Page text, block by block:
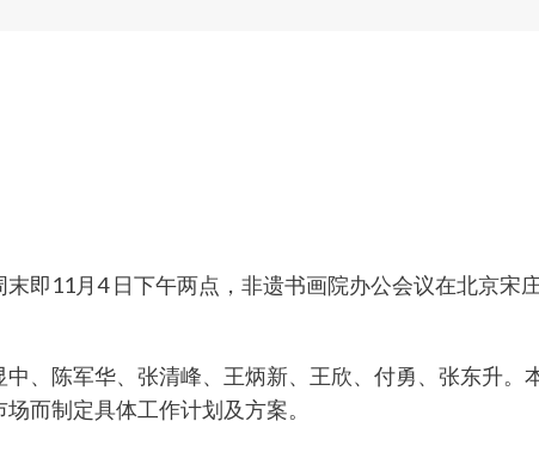
即11月4 日下午两点，非遗书画院办公会议在北京宋
、陈军华、张清峰、王炳新、王欣、付勇、张东升
而制定具体工作计划及方案。